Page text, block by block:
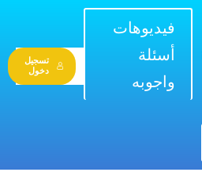
فيديوهات
أسئلة
واجوبه
تسجيل
دخول